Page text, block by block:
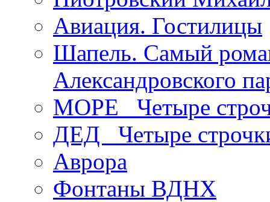
Авиация. Гостилицы
Шапель. Самый
Александровского
МОРЕ _Четыре
ДЕД _Четыре
Аврора
Фонтаны ВДНХ